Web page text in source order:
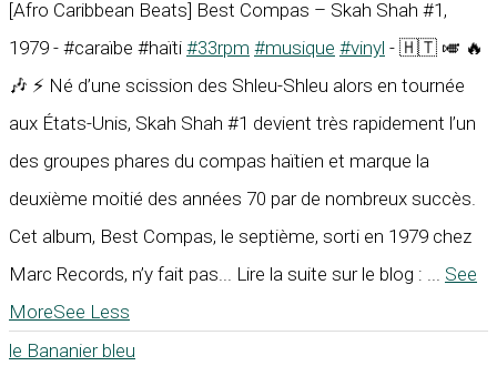
[Afro Caribbean Beats] Best Compas – Skah Shah #1,
1979 - #caraïbe #haïti #33rpm #musique #vinyl - 🇭🇹 🎺 🔥
🎶 ⚡ Né d’une scission des Shleu-Shleu alors en tournée
aux États-Unis, Skah Shah #1 devient très rapidement l’un
des groupes phares du compas haïtien et marque la
deuxième moitié des années 70 par de nombreux succès.
Cet album, Best Compas, le septième, sorti en 1979 chez
Marc Records, n’y fait pas... Lire la suite sur le blog : ... See
MoreSee Less
le Bananier bleu